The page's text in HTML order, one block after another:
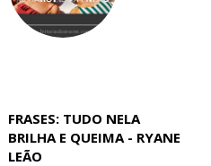
FRASES: TUDO NELA
BRILHA E QUEIMA - RYANE
LEÃO